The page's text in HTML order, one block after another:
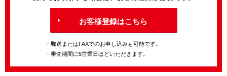
お客様登録はこちら
・郵送またはFAXでのお申し込みも可能です。
・審査期間に5営業日ほどいただきます。